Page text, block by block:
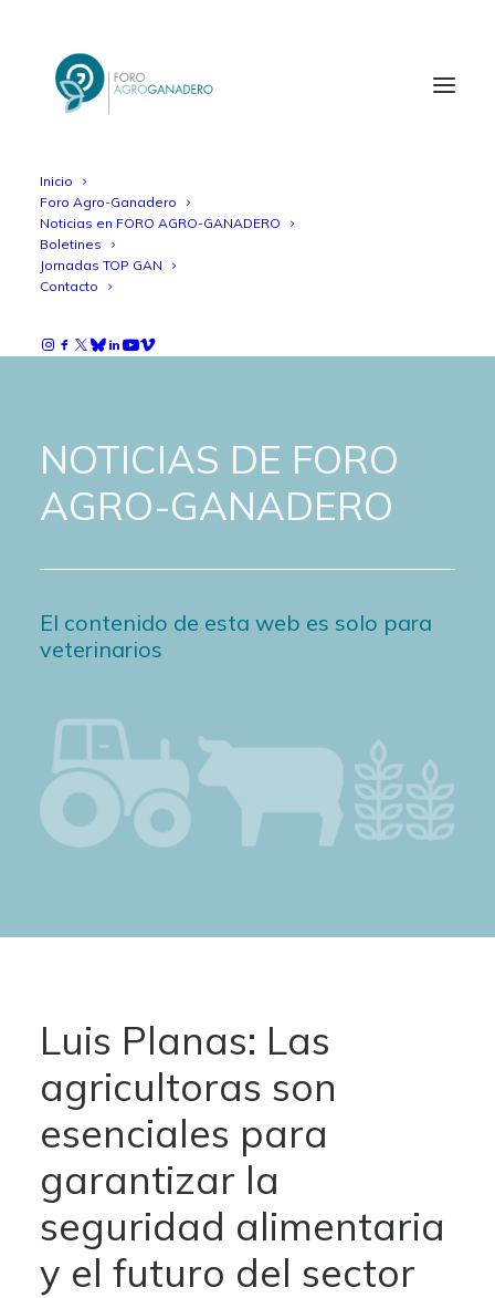
Inicio
Foro Agro-Ganadero
Noticias en FORO AGRO-GANADERO
Boletines
Jornadas TOP GAN
Contacto
NOTICIAS DE FORO
AGRO-GANADERO
El contenido de esta web es solo para
veterinarios
Luis Planas: Las
agricultoras son
esenciales para
garantizar la
seguridad alimentaria
y el futuro del sector